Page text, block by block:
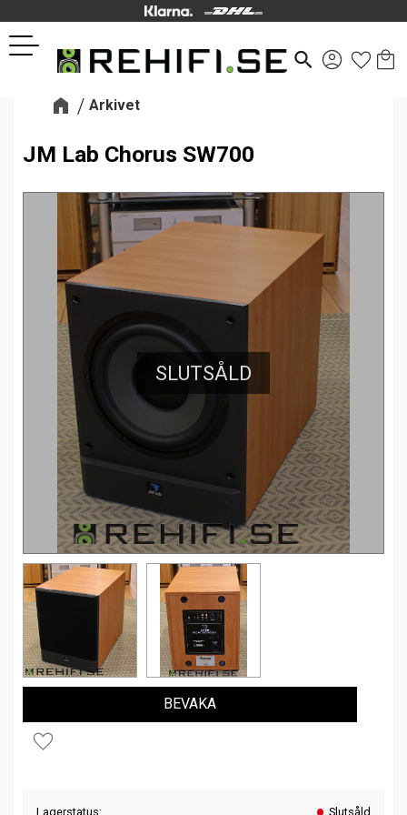
Meny
search
Arkivet
JM Lab Chorus SW700
SLUTSÅLD
Lägg till i favoriter
BEVAKA
Lagerstatus Slutsåld